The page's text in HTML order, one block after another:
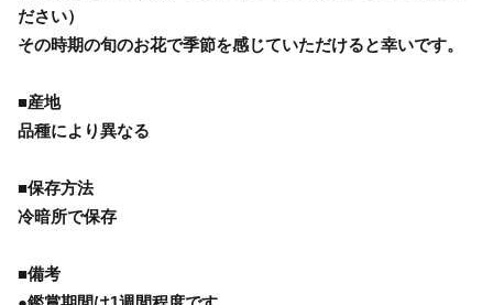
ださい）
その時期の旬のお花で季節を感じていただけると幸いです。
■産地
品種により異なる
■保存方法
冷暗所で保存
■備考